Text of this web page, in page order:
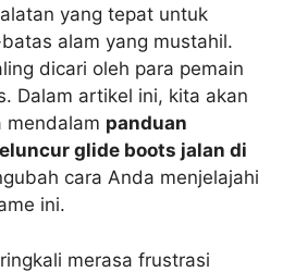
yang tepat untuk
alam yang mustahil.
dicari oleh para pemain
Dalam artikel ini, kita akan
mendalam panduan
glide boots jalan di
cara Anda menjelajahi
ini.
merasa frustrasi